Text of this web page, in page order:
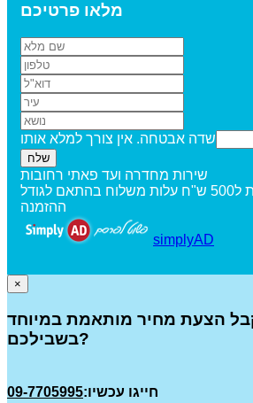
מלאו פרטיכם
שדה אבטחה. אין צורך למלא אותו
שירות מחדרה ועד פאתי רחובות
במשלוח מתחת ל500 ש"ח עלות משלוח בהתאם לגודל
ההזמנה
simplyAD
×
הצעת מחיר מותאמת במיוחד
בשבילכם?
חייגו עכשיו:09-7705995